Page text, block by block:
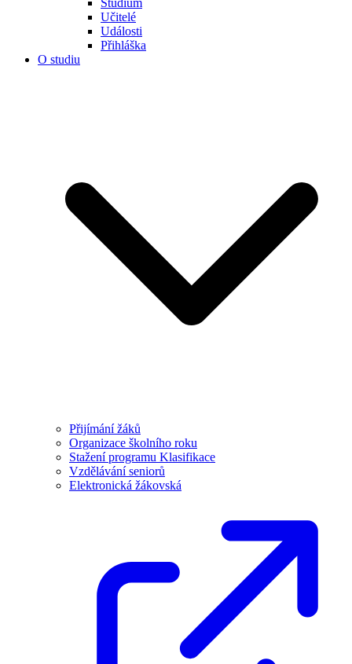
Studium
Učitelé
Události
Přihláška
O studiu
Přijímání žáků
Organizace školního roku
Stažení programu Klasifikace
Vzdělávání seniorů
Elektronická žákovská